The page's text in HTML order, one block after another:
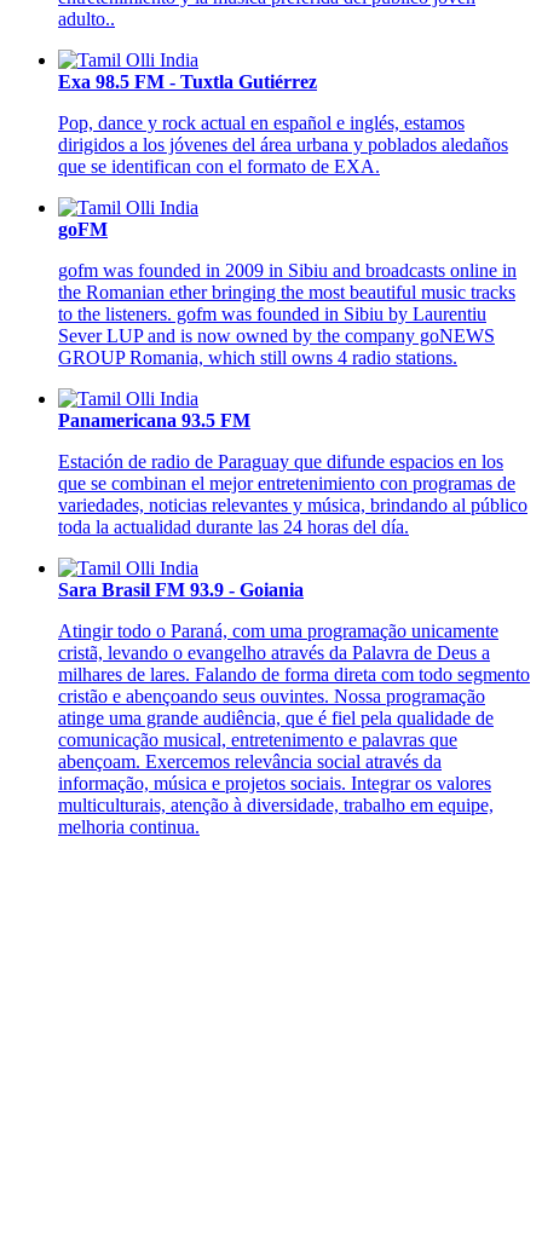
adulto..
Exa 98.5 FM - Tuxtla Gutiérrez
Pop, dance y rock actual en español e inglés, estamos
dirigidos a los jóvenes del área urbana y poblados aledaños
que se identifican con el formato de EXA.
goFM
gofm was founded in 2009 in Sibiu and broadcasts online in
the Romanian ether bringing the most beautiful music tracks
to the listeners. gofm was founded in Sibiu by Laurentiu
Sever LUP and is now owned by the company goNEWS
GROUP Romania, which still owns 4 radio stations.
Panamericana 93.5 FM
Estación de radio de Paraguay que difunde espacios en los
que se combinan el mejor entretenimiento con programas de
variedades, noticias relevantes y música, brindando al público
toda la actualidad durante las 24 horas del día.
Sara Brasil FM 93.9 - Goiania
Atingir todo o Paraná, com uma programação unicamente
cristã, levando o evangelho através da Palavra de Deus a
milhares de lares. Falando de forma direta com todo segmento
cristão e abençoando seus ouvintes. Nossa programação
atinge uma grande audiência, que é fiel pela qualidade de
comunicação musical, entretenimento e palavras que
abençoam. Exercemos relevância social através da
informação, música e projetos sociais. Integrar os valores
multiculturais, atenção à diversidade, trabalho em equipe,
melhoria continua.